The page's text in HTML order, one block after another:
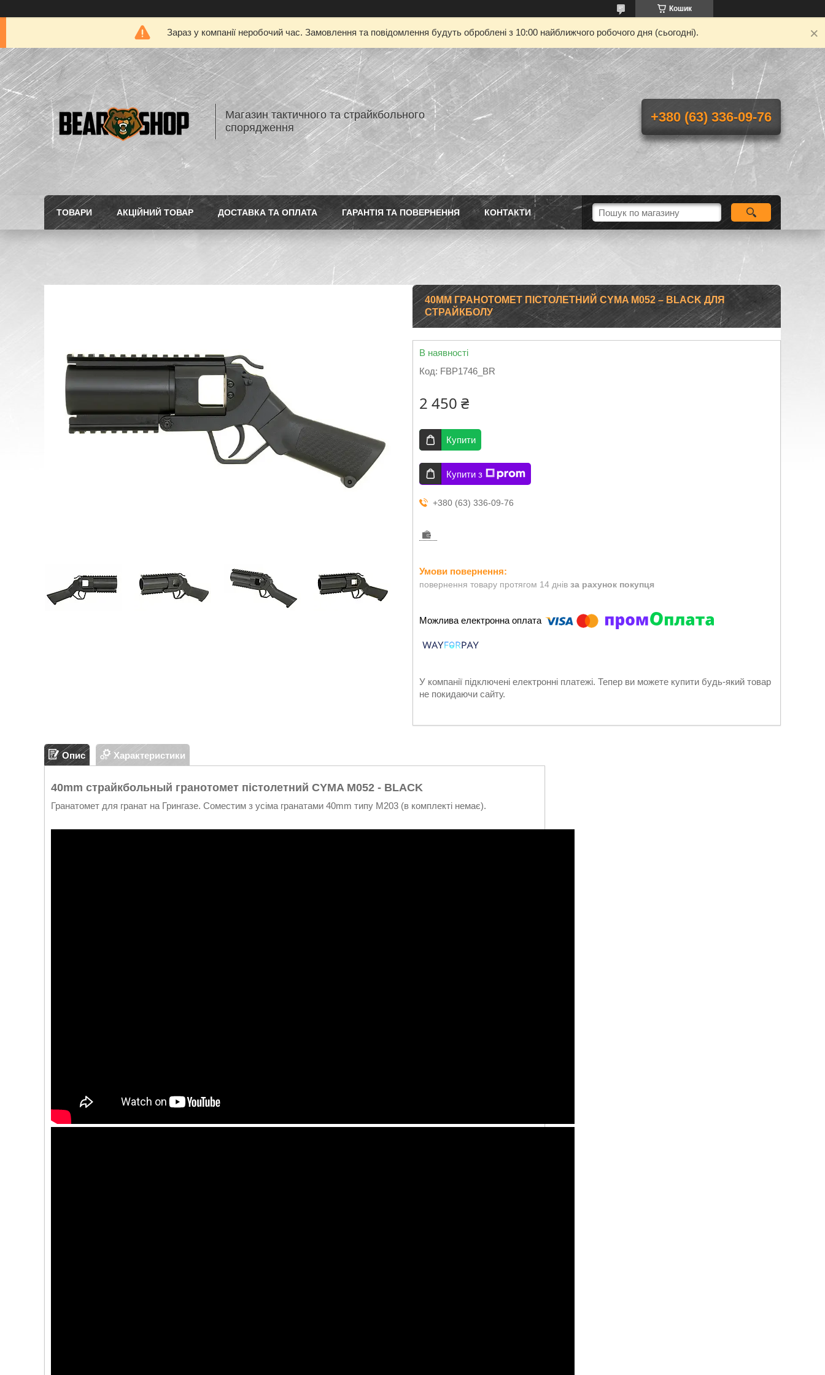
Кошик
Зараз у компанії неробочий час. Замовлення та повідомлення будуть оброблені з 10:00 найближчого робочого дня (сьогодні).
Магазин тактичного та страйкбольного
спорядження
+380 (63) 336-09-76
ТОВАРИ АКЦІЙНИЙ ТОВАР ДОСТАВКА ТА ОПЛАТА ГАРАНТІЯ ТА ПОВЕРНЕННЯ КОНТАКТИ
40MM ГРАНОТОМЕТ ПІСТОЛЕТНИЙ CYMA M052 – BLACK ДЛЯ
СТРАЙКБОЛУ
В наявності
Код: FBP1746_BR
2 450 ₴
Купити
Купити з
+380 (63) 336-09-76
повернення товару протягом 14 днів за рахунок покупця
У компанії підключені електронні платежі. Тепер ви можете купити будь-який товар
не покидаючи сайту.
Опис Характеристики
40mm страйкбольный гранотомет пістолетний CYMA M052 - BLACK
Гранатомет для гранат на Грингазе. Соместим з усіма гранатами 40mm типу M203 (в комплекті немає).